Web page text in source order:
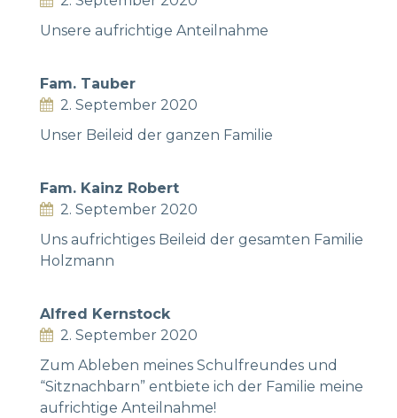
Unsere aufrichtige Anteilnahme
Fam. Tauber
2. September 2020
Unser Beileid der ganzen Familie
Fam. Kainz Robert
2. September 2020
Uns aufrichtiges Beileid der gesamten Familie
Holzmann
Alfred Kernstock
2. September 2020
Zum Ableben meines Schulfreundes und
“Sitznachbarn” entbiete ich der Familie meine
aufrichtige Anteilnahme!